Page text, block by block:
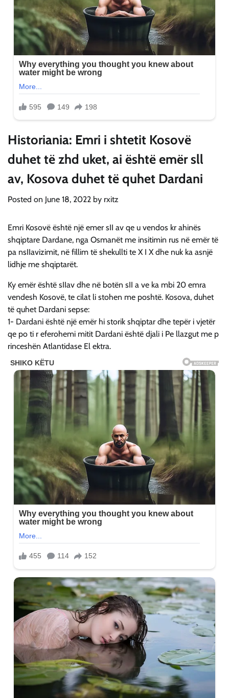
Historiania: Emri i shtetit Kosovë
duhet të zhd uket, ai është emër sll
av, Kosova duhet të quhet Dardani
Posted on June 18, 2022 by rxitz
Emri Kosovë është një emer sII av qe u vendos kr ahinës
shqiptare Dardane, nga Osmanët me insitimin rus në emër të
pa nsIIavizimit, në fillim të shekullti te X I X dhe nuk ka asnjë
lidhje me shqiptarët.
Ky emër është sIIav dhe në botën sII a ve ka mbi 20 emra
vendesh Kosovë, te cilat li stohen me poshtë. Kosova, duhet
të quhet Dardani sepse:
1- Dardani është një emër hi storik shqiptar dhe tepër i vjetër
qe po ti r eferohemi mitit Dardani është djali i Pe llazgut me p
rinceshën Atlantidase El ektra.